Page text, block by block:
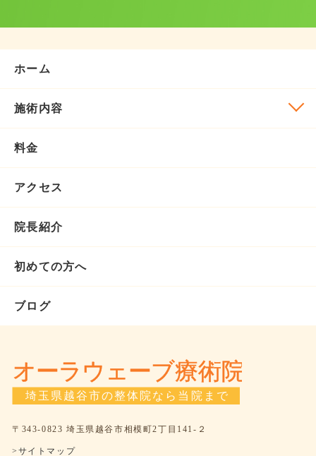
ホーム
施術内容
料金
アクセス
院長紹介
初めての方へ
ブログ
〒343-0823 埼玉県越谷市相模町2丁目141-２
>サイトマップ